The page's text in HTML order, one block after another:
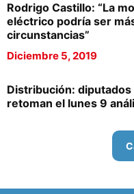
Rodrigo Castillo: “La
eléctrico podría ser
circunstancias”
Diciembre 5, 2019
Distribución:
retoman el lunes 9